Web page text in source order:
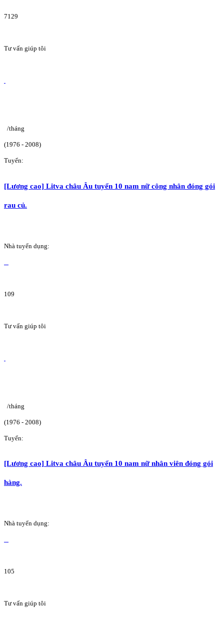
7129
Tư vấn giúp tôi
/tháng
(1976 - 2008)
Tuyển:
[Lương cao] Litva châu Âu tuyển 10 nam nữ công nhân đóng gói
rau củ.
Nhà tuyển dụng:
109
Tư vấn giúp tôi
/tháng
(1976 - 2008)
Tuyển:
[Lương cao] Litva châu Âu tuyển 10 nam nữ nhân viên đóng gói
hàng.
Nhà tuyển dụng:
105
Tư vấn giúp tôi